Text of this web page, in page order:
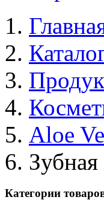
Aloe
Зубная
Категории